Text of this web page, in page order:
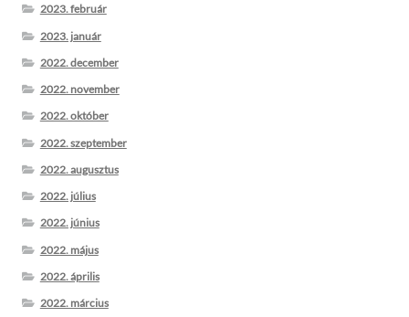
2023. február
2023. január
2022. december
2022. november
2022. október
2022. szeptember
2022. augusztus
2022. július
2022. június
2022. május
2022. április
2022. március